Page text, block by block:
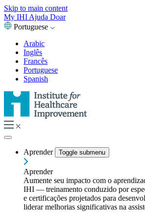
Skip to main content
My IHI Ajuda Doar
Portuguese
Arabic
Inglês
Francês
Portuguese
Spanish
Aprender Toggle submenu
Aprender
Aumente seu impacto com o
IHI — treinamento conduzido por
e certificações projetados para
liderar melhorias significativas na